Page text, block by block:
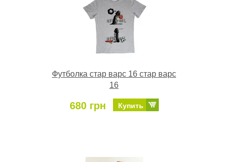
Футболка стар варс 16 стар варс
16
680 грн Купить